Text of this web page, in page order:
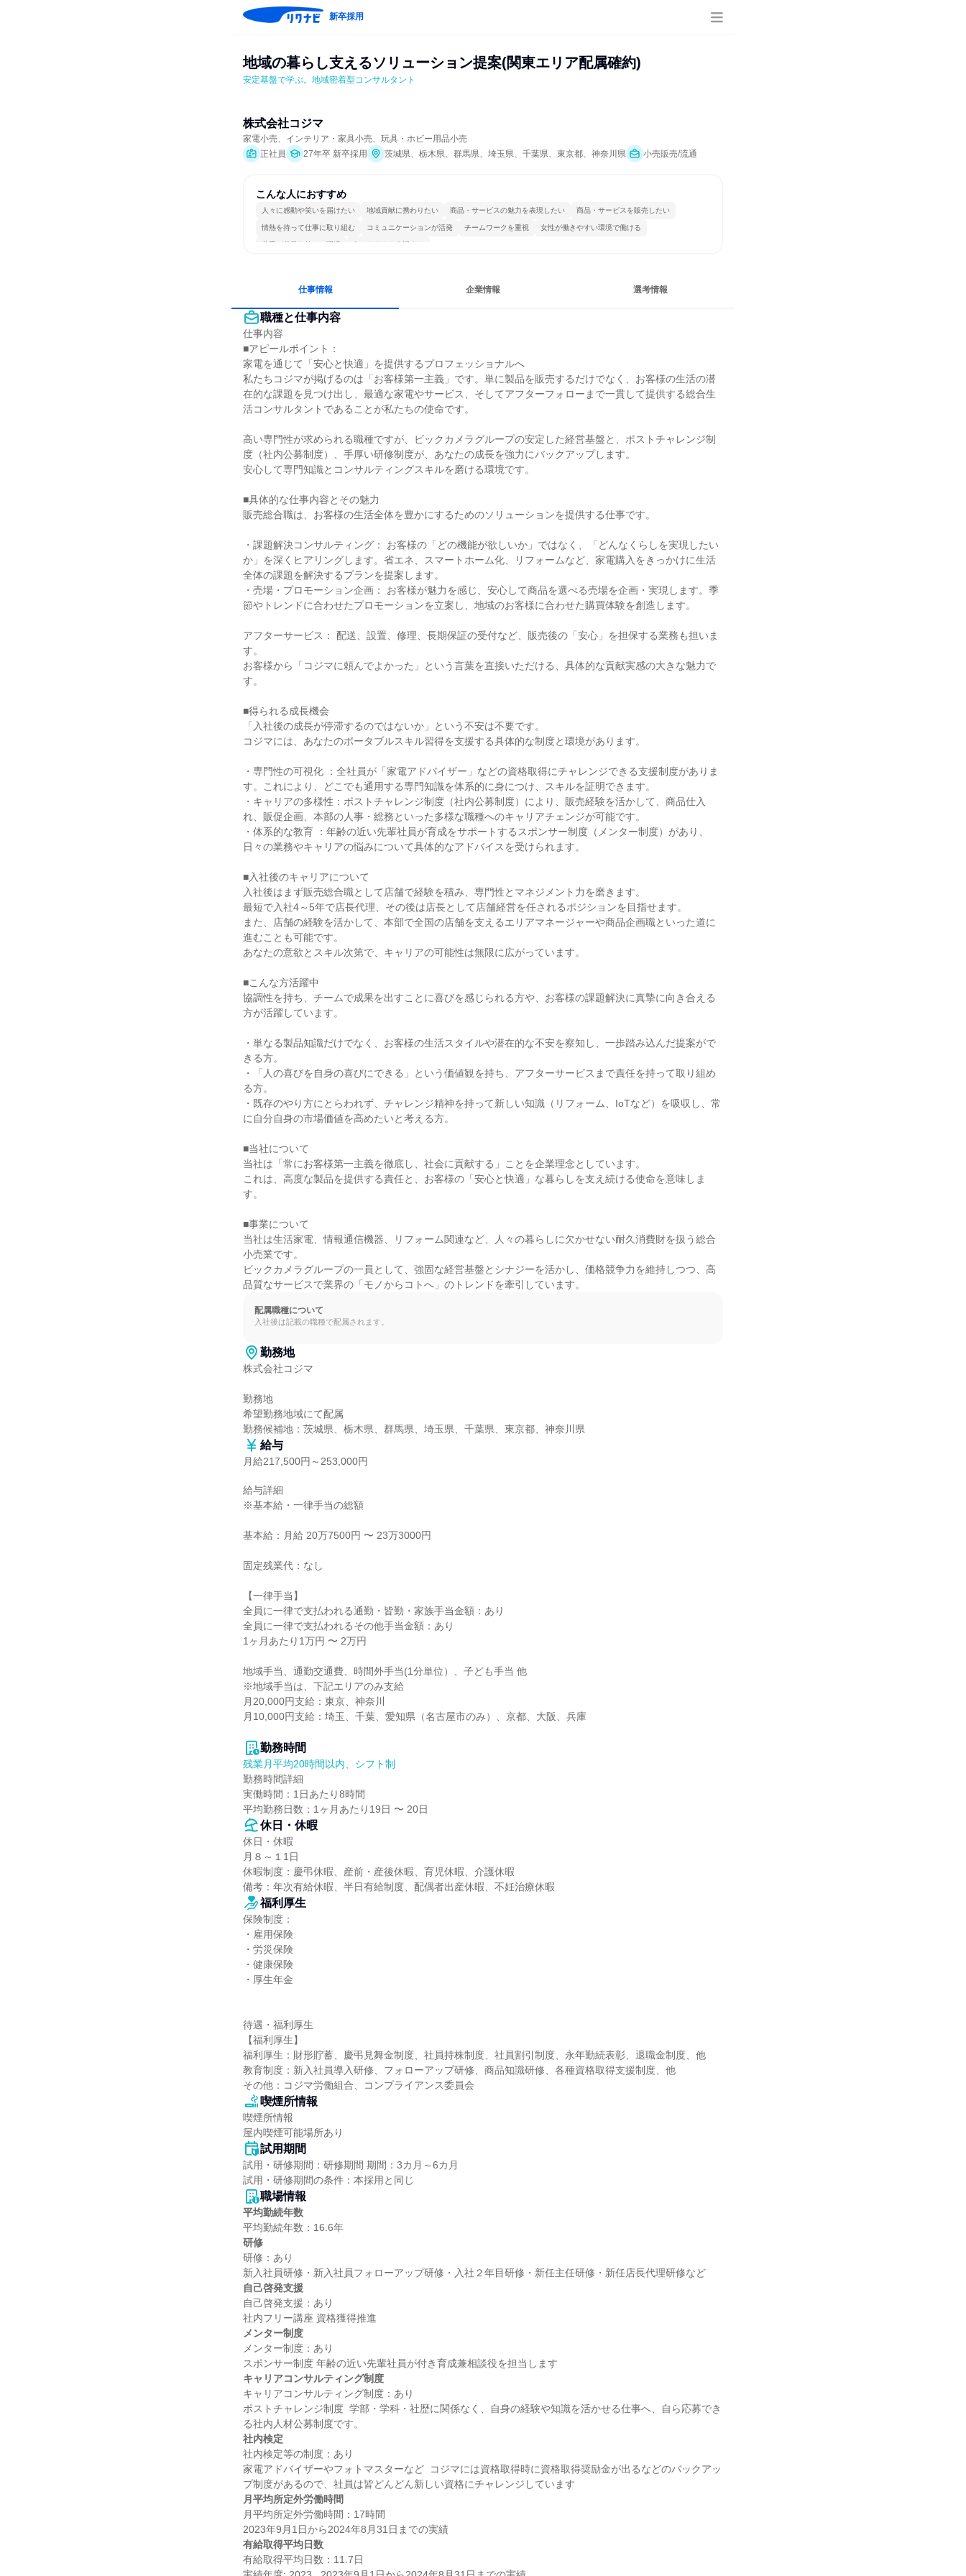
新卒採用
地域の暮らし支えるソリューション提案(関東エリア配属確約)
安定基盤で学ぶ。地域密着型コンサルタント
株式会社コジマ
家電小売、インテリア・家具小売、玩具・ホビー用品小売
正社員
27年卒 新卒採用 茨城県、栃木県、群馬県、埼玉県、千葉県、東京都、神奈川県 小売販売/流通
こんな人におすすめ
人々に感動や笑いを届けたい 地域貢献に携わりたい 商品・サービスの魅力を表現したい 商品・サービスを販売したい
情熱を持って仕事に取り組む コミュニケーションが活発 チームワークを重視 女性が働きやすい環境で働ける
若手が裁量を持てる環境 人とたくさん会話する
仕事情報 企業情報 選考情報
職種と仕事内容
仕事内容
■アピールポイント：
家電を通じて「安心と快適」を提供するプロフェッショナルへ
私たちコジマが掲げるのは「お客様第一主義」です。単に製品を販売するだけでなく、お客様の生活の潜
在的な課題を見つけ出し、最適な家電やサービス、そしてアフターフォローまで一貫して提供する総合生
活コンサルタントであることが私たちの使命です。
高い専門性が求められる職種ですが、ビックカメラグループの安定した経営基盤と、ポストチャレンジ制
度（社内公募制度）、手厚い研修制度が、あなたの成長を強力にバックアップします。
安心して専門知識とコンサルティングスキルを磨ける環境です。
■具体的な仕事内容とその魅力
販売総合職は、お客様の生活全体を豊かにするためのソリューションを提供する仕事です。
・課題解決コンサルティング： お客様の「どの機能が欲しいか」ではなく、「どんなくらしを実現したい
か」を深くヒアリングします。省エネ、スマートホーム化、リフォームなど、家電購入をきっかけに生活
全体の課題を解決するプランを提案します。
・売場・プロモーション企画： お客様が魅力を感じ、安心して商品を選べる売場を企画・実現します。季
節やトレンドに合わせたプロモーションを立案し、地域のお客様に合わせた購買体験を創造します。
アフターサービス： 配送、設置、修理、長期保証の受付など、販売後の「安心」を担保する業務も担いま
す。
お客様から「コジマに頼んでよかった」という言葉を直接いただける、具体的な貢献実感の大きな魅力で
す。
■得られる成長機会
「入社後の成長が停滞するのではないか」という不安は不要です。
コジマには、あなたのポータブルスキル習得を支援する具体的な制度と環境があります。
・専門性の可視化 ：全社員が「家電アドバイザー」などの資格取得にチャレンジできる支援制度がありま
す。これにより、どこでも通用する専門知識を体系的に身につけ、スキルを証明できます。
・キャリアの多様性：ポストチャレンジ制度（社内公募制度）により、販売経験を活かして、商品仕入
れ、販促企画、本部の人事・総務といった多様な職種へのキャリアチェンジが可能です。
・体系的な教育 ：年齢の近い先輩社員が育成をサポートするスポンサー制度（メンター制度）があり、
日々の業務やキャリアの悩みについて具体的なアドバイスを受けられます。
■入社後のキャリアについて
入社後はまず販売総合職として店舗で経験を積み、専門性とマネジメント力を磨きます。
最短で入社4～5年で店長代理、その後は店長として店舗経営を任されるポジションを目指せます。
また、店舗の経験を活かして、本部で全国の店舗を支えるエリアマネージャーや商品企画職といった道に
進むことも可能です。
あなたの意欲とスキル次第で、キャリアの可能性は無限に広がっています。
■こんな方活躍中
協調性を持ち、チームで成果を出すことに喜びを感じられる方や、お客様の課題解決に真摯に向き合える
方が活躍しています。
・単なる製品知識だけでなく、お客様の生活スタイルや潜在的な不安を察知し、一歩踏み込んだ提案がで
きる方。
・「人の喜びを自身の喜びにできる」という価値観を持ち、アフターサービスまで責任を持って取り組め
る方。
・既存のやり方にとらわれず、チャレンジ精神を持って新しい知識（リフォーム、IoTなど）を吸収し、常
に自分自身の市場価値を高めたいと考える方。
■当社について
当社は「常にお客様第一主義を徹底し、社会に貢献する」ことを企業理念としています。
これは、高度な製品を提供する責任と、お客様の「安心と快適」な暮らしを支え続ける使命を意味しま
す。
■事業について
当社は生活家電、情報通信機器、リフォーム関連など、人々の暮らしに欠かせない耐久消費財を扱う総合
小売業です。
ビックカメラグループの一員として、強固な経営基盤とシナジーを活かし、価格競争力を維持しつつ、高
品質なサービスで業界の「モノからコトへ」のトレンドを牽引しています。
配属職種について
入社後は記載の職種で配属されます。
勤務地
株式会社コジマ
勤務地
希望勤務地域にて配属
勤務候補地：茨城県、栃木県、群馬県、埼玉県、千葉県、東京都、神奈川県
給与
月給217,500円～253,000円
給与詳細
※基本給・一律手当の総額
基本給：月給 20万7500円 〜 23万3000円
固定残業代：なし
【一律手当】
全員に一律で支払われる通勤・皆勤・家族手当金額：あり
全員に一律で支払われるその他手当金額：あり
1ヶ月あたり1万円 〜 2万円
地域手当、通勤交通費、時間外手当(1分単位）、子ども手当 他
※地域手当は、下記エリアのみ支給
月20,000円支給：東京、神奈川
月10,000円支給：埼玉、千葉、愛知県（名古屋市のみ）、京都、大阪、兵庫
勤務時間
残業月平均20時間以内、シフト制
勤務時間詳細
実働時間：1日あたり8時間
平均勤務日数：1ヶ月あたり19日 〜 20日
休日・休暇
休日・休暇
月８～１1日
休暇制度：慶弔休暇、産前・産後休暇、育児休暇、介護休暇
備考：年次有給休暇、半日有給制度、配偶者出産休暇、不妊治療休暇
福利厚生
保険制度：
・雇用保険
・労災保険
・健康保険
・厚生年金
待遇・福利厚生
【福利厚生】
福利厚生：財形貯蓄、慶弔見舞金制度、社員持株制度、社員割引制度、永年勤続表彰、退職金制度、他
教育制度：新入社員導入研修、フォローアップ研修、商品知識研修、各種資格取得支援制度、他
その他：コジマ労働組合、コンプライアンス委員会
喫煙所情報
喫煙所情報
屋内喫煙可能場所あり
試用期間
試用・研修期間：研修期間 期間：3カ月～6カ月
職場情報
平均勤続年数
研修
研修：あり
自己啓発支援
自己啓発支援：あり
メンター制度
メンター制度：あり
キャリアコンサルティング制度
キャリアコンサルティング制度：あり
ポストチャレンジ制度  学部・学科・社歴に関係なく、自身の経験や知識を活かせる仕事へ、自ら応募でき
社内検定
社内検定等の制度：あり
家電アドバイザーやフォトマスターなど  コジマには資格取得時に資格取得奨励金が出るなどのバックアッ
月平均所定外労働時間
月平均所定外労働時間：17時間
有給取得平均日数
有給取得平均日数：11.7日